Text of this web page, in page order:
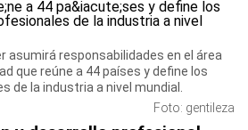
asumirá responsabilidades en el área
que reúne a 44 países y define los
de la industria a nivel mundial.
Foto: gentileza